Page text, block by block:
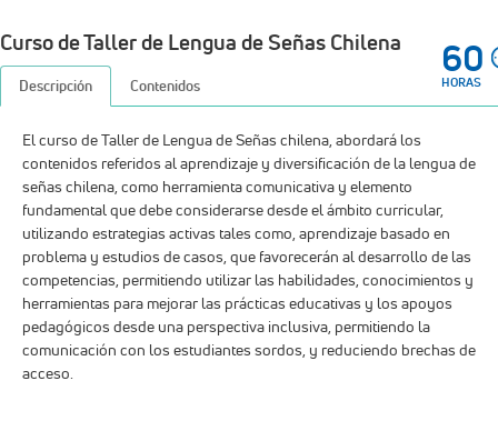
problema y estudios de casos, que favorecerán al desarrollo de las
competencias, permitiendo utilizar las habilidades, conocimientos y
herramientas para mejorar las prácticas educativas y los apoyos
pedagógicos desde una perspectiva inclusiva, permitiendo la
comunicación con los estudiantes sordos, y reduciendo brechas de
acceso.